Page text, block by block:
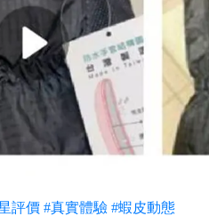
評價 #真實體驗 #蝦皮動態